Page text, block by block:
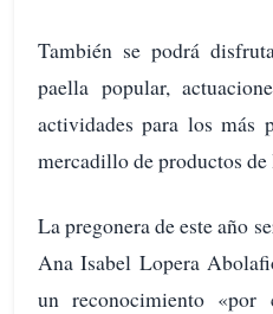
También se podrá
paella popular,
actividades para los más
mercadillo de productos de
La pregonera de este año
Ana Isabel Lopera
un reconocimiento «por